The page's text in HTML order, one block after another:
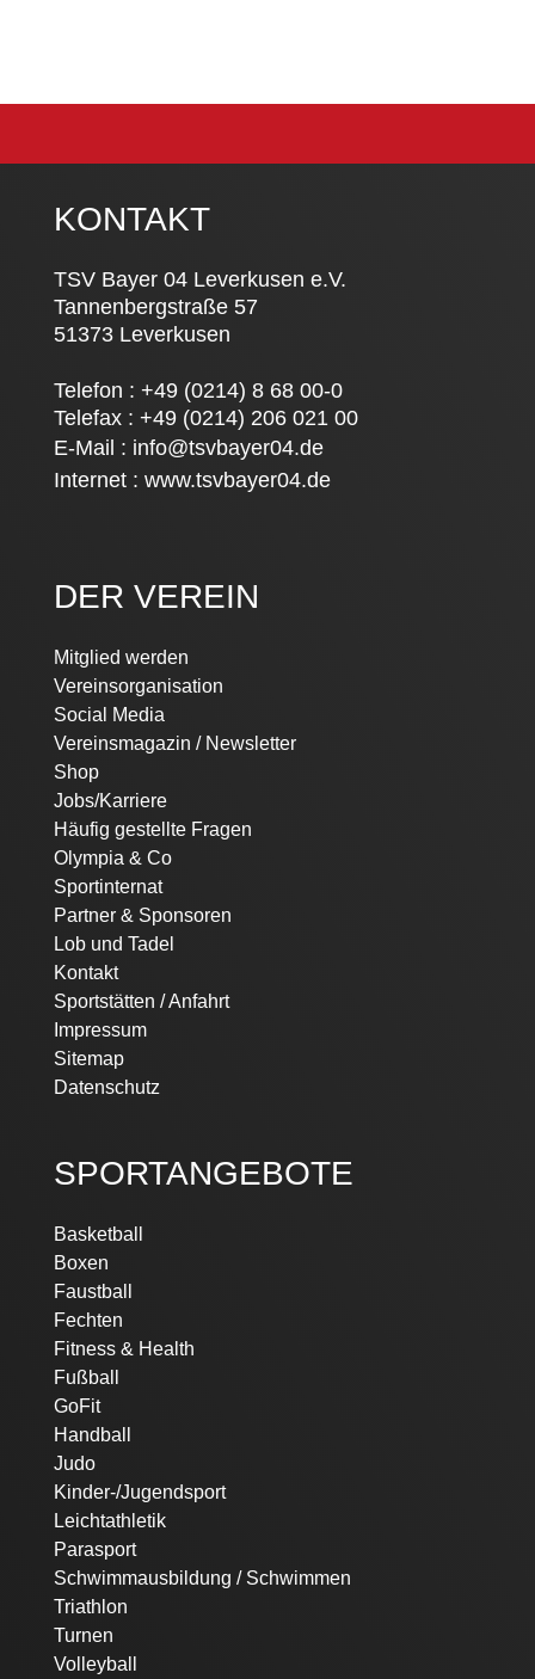
KONTAKT
TSV Bayer 04 Leverkusen e.V.
Tannenbergstraße 57
51373 Leverkusen
Telefon : +49 (0214) 8 68 00-0
Telefax : +49 (0214) 206 021 00
E-Mail : info@tsvbayer04.de
Internet : www.tsvbayer04.de
DER VEREIN
Navigation
überspringen
Mitglied werden
Vereinsorganisation
Social Media
Vereinsmagazin / Newsletter
Shop
Jobs/Karriere
Häufig gestellte Fragen
Olympia & Co
Sportinternat
Partner & Sponsoren
Lob und Tadel
Kontakt
Sportstätten / Anfahrt
Impressum
Sitemap
Datenschutz
SPORTANGEBOTE
Navigation
überspringen
Basketball
Boxen
Faustball
Fechten
Fitness & Health
Fußball
GoFit
Handball
Judo
Kinder-/Jugendsport
Leichtathletik
Parasport
Schwimmausbildung / Schwimmen
Triathlon
Turnen
Volleyball